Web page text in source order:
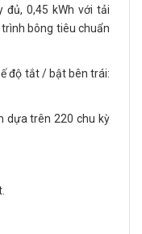
đủ, 0,45 kWh với tải
bông tiêu chuẩn
độ tắt / bật bên trái:
dựa trên 220 chu kỳ